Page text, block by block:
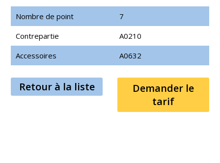
Nombre de point
7
Contrepartie
A0210
Accessoires
A0632
Retour à la liste
Demander le
tarif